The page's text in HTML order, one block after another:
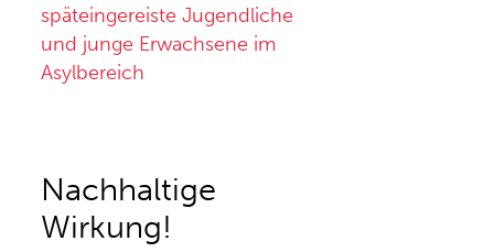
späteingereiste Jugendliche
und junge Erwachsene im
Asylbereich
Nachhaltige
Wirkung!